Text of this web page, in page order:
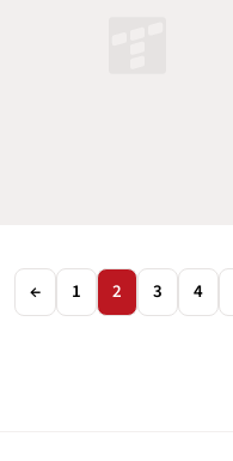
← 1 2 3 4